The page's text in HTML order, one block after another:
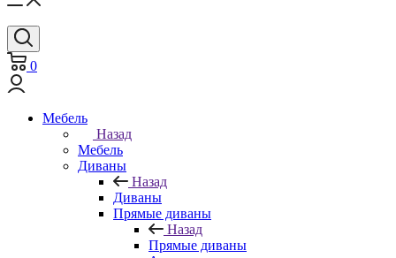
0
Мебель
Назад
Мебель
Диваны
Назад
Диваны
Прямые диваны
Назад
Прямые диваны